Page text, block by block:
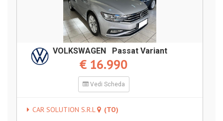
VOLKSWAGEN Passat Variant
€ 16.990
Vedi Scheda
CAR SOLUTION S.R.L (TO)